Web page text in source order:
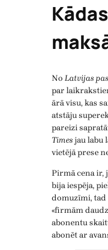
NoLatvijas
par
ārā visu, kas
atstāju
pareizi
Timesjau labu
vietējā prese
Pirmā cena ir,
bija iespēja,
domuzīmi,
«firmām
abonentu
abonēt ar